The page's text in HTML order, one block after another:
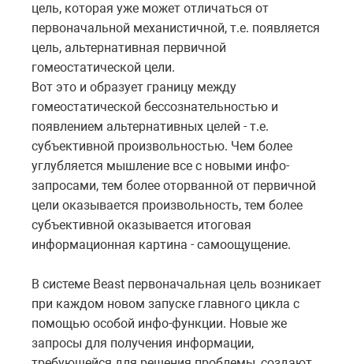
цель, которая уже может отличаться от
первоначальной механистичной, т.е. появляется
цель, альтернативная первичной
гомеостатической цели.
Вот это и образует границу между
гомеостатической бессознательностью и
появлением альтернативных целей - т.е.
субъективной произвольностью. Чем более
углубляется мышление все с новыми инфо-
запросами, тем более оторванной от первичной
цели оказывается произвольность, тем более
субъективной оказывается итоговая
информационная картина - самоощущение.
В системе Beast первоначальная цель возникает
при каждом новом запуске главного цикла с
помощью особой инфо-функции. Новые же
запросы для получения информации,